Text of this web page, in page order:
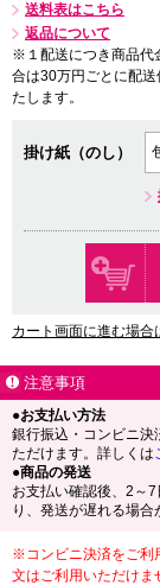
送料表はこちら
返品について
※１配送につき商品代
合は30万円ごとに配
たします。
掛け紙（のし）
カート画面に進む場合
注意事項
●お支払い方法
銀行振込・コンビニ決
ただけます。詳しくは
●商品の発送
お支払い確認後、2～
り、発送が遅れる場合
※コンビニ決済をご利
文はご利用いただけま